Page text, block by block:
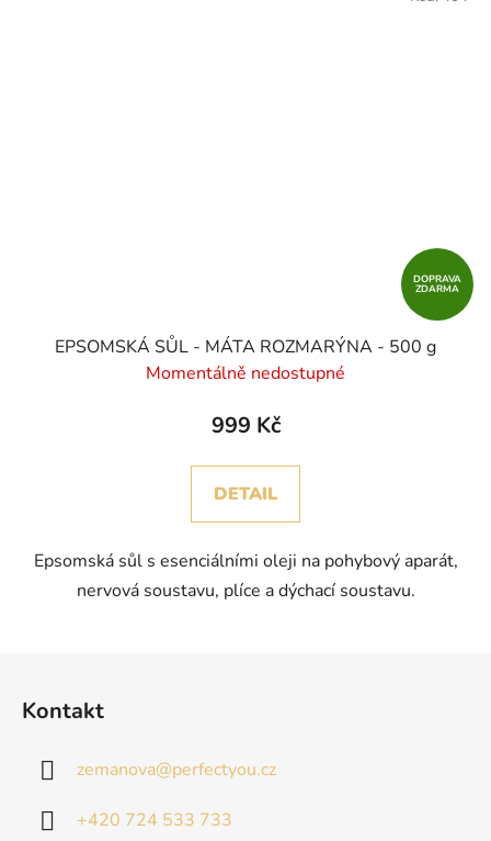
DOPRAVA
ZDARMA
EPSOMSKÁ SŮL - MÁTA ROZMARÝNA - 500 g
Momentálně nedostupné
999 Kč
DETAIL
Epsomská sůl s esenciálními oleji na pohybový aparát,
nervová soustavu, plíce a dýchací soustavu.
Kontakt
zemanova@perfectyou.cz
+420 724 533 733